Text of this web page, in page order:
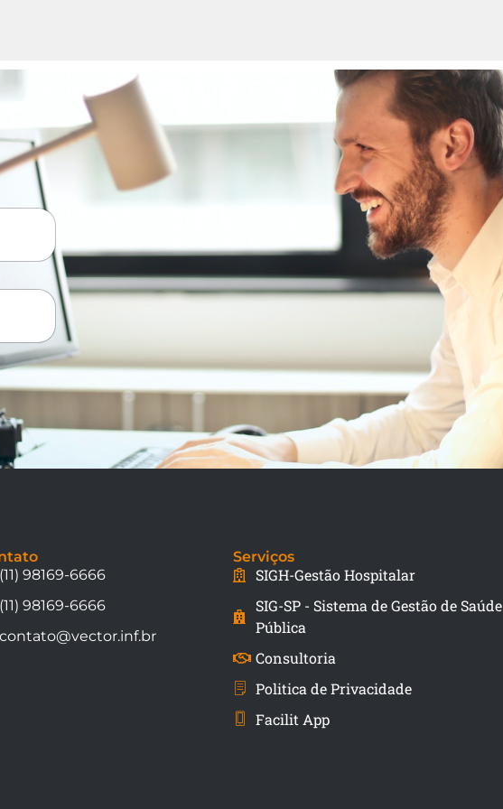
(11) 98169-6666
(11) 98169-6666
contato@vector.inf.br
Serviços
SIGH-Gestão Hospitalar
SIG-SP - Sistema de Gestão de Saúde
Pública
Consultoria
Politica de Privacidade
Facilit App